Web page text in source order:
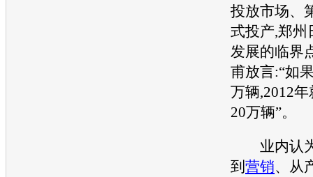
投放市场、
式投产,郑州
发展的临界
甫放言:“如
万辆,2012
20万辆”。
业内认为
到 营销、从